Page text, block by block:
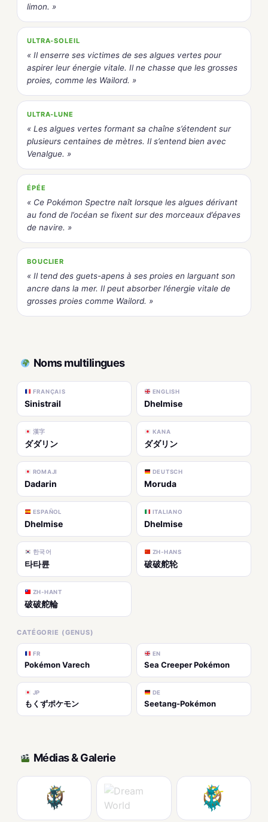
limon. »
ULTRA-SOLEIL
« Il enserre ses victimes de ses algues vertes pour
aspirer leur énergie vitale. Il ne chasse que les grosses
proies, comme les Wailord. »
ULTRA-LUNE
« Les algues vertes formant sa chaîne s’étendent sur
plusieurs centaines de mètres. Il s’entend bien avec
Venalgue. »
ÉPÉE
« Ce Pokémon Spectre naît lorsque les algues dérivant
au fond de l’océan se fixent sur des morceaux d’épaves
de navire. »
BOUCLIER
« Il tend des guets-apens à ses proies en larguant son
ancre dans la mer. Il peut absorber l’énergie vitale de
grosses proies comme Wailord. »
Noms multilingues
FRANÇAIS
Sinistrail
ENGLISH
Dhelmise
漢字
ダダリン
KANA
ダダリン
ROMAJI
Dadarin
DEUTSCH
Moruda
ESPAÑOL
Dhelmise
ITALIANO
Dhelmise
한국어
타타륜
ZH-HANS
破破舵轮
ZH-HANT
破破舵輪
CATÉGORIE (GENUS)
FR
Pokémon Varech
EN
Sea Creeper Pokémon
JP
もくずポケモン
DE
Seetang-Pokémon
Médias & Galerie